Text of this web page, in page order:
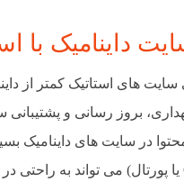
داینامیک با
سایت های استاتیک کمتر از
بروز رسانی و
در سایت های داینامیک